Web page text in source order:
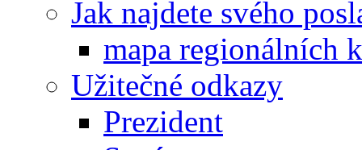
Jak najdete svého
mapa regionálních
Užitečné odkazy
Prezident